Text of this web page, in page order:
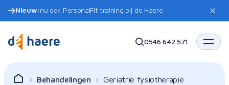
Nieuw:nu ook PersonalFit training bij de Haere
0546 642 571
Behandelingen Geriatrie fysiotherapie